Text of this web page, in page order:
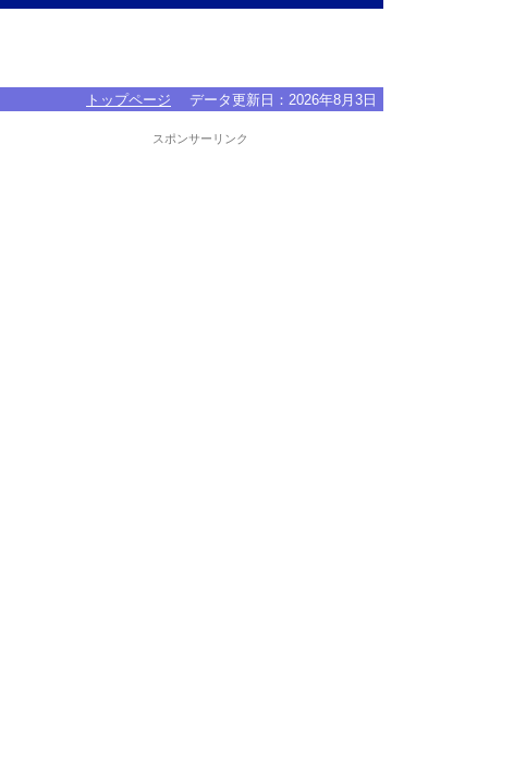
トップページ データ更新日： 2026年8月3日
スポンサーリンク